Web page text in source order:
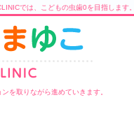
では、こどもの虫歯0を目指します
を取りながら進めていきます。